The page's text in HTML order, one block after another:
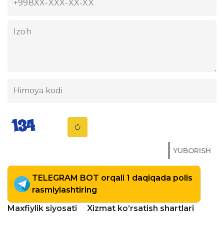
YUBORISH
TELEGRAM BOT orqali 1 daqiqada polis
rasmiylashtiring
Maxfiylik siyosati
Xizmat ko’rsatish shartlari